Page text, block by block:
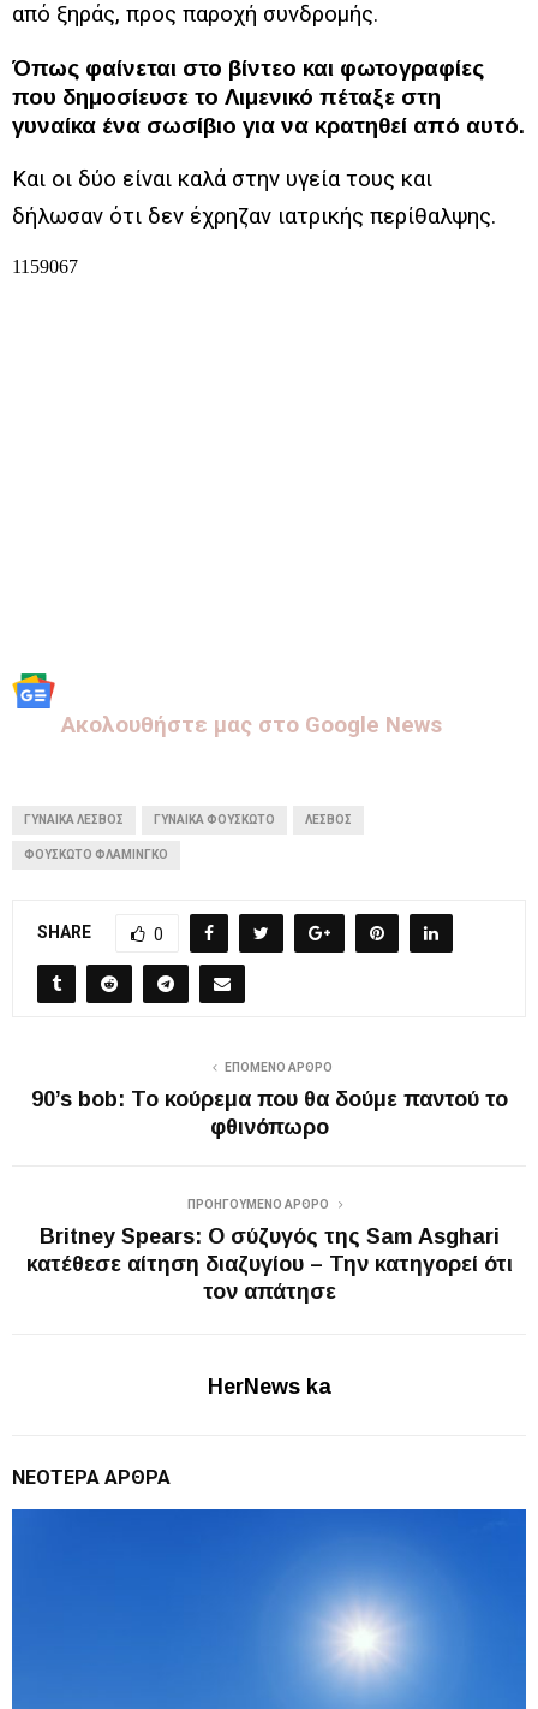
από ξηράς, προς παροχή συνδρομής.
Όπως φαίνεται στο βίντεο και φωτογραφίες
που δημοσίευσε το Λιμενικό πέταξε στη
γυναίκα ένα σωσίβιο για να κρατηθεί από αυτό.
Και οι δύο είναι καλά στην υγεία τους και
δήλωσαν ότι δεν έχρηζαν ιατρικής περίθαλψης.
Aκολουθήστε μας στo Google News
ΓΥΝΑΊΚΑ ΛΈΣΒΟΣ ΓΥΝΑΊΚΑ ΦΟΥΣΚΩΤΌ ΛΈΣΒΟΣ
ΦΟΥΣΚΩΤΌ ΦΛΑΜΊΝΓΚΟ
SHARE 0
ΕΠΌΜΕΝΟ ΆΡΘΡΟ
90’s bob: Το κούρεμα που θα δούμε παντού το
φθινόπωρο
ΠΡΟΗΓΟΎΜΕΝΟ ΆΡΘΡΟ
Britney Spears: Ο σύζυγός της Sam Asghari
κατέθεσε αίτηση διαζυγίου – Την κατηγορεί ότι
τον απάτησε
HerNews ka
ΝΕΌΤΕΡΑ ΆΡΘΡΑ